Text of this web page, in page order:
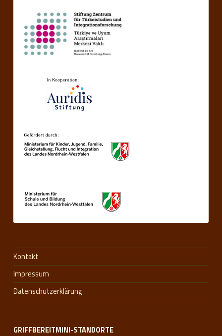
Kontakt
Impressum
Datenschutzerklärung
GRIFFBEREITMINI-STANDORTE